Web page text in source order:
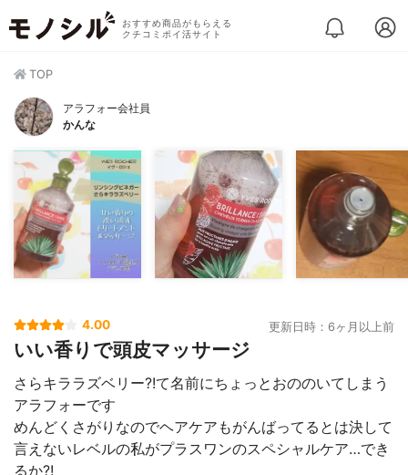
おすすめ商品がもらえる
クチコミポイ活サイト
TOP
アラフォー会社員
かんな
4.00 更新日時：6ヶ月以上前
いい香りで頭皮マッサージ
さらキララズベリー?!て名前にちょっとおののいてしまう
アラフォーです
めんどくさがりなのでヘアケアもがんばってるとは決して
言えないレベルの私がプラスワンのスペシャルケア…でき
るか?!